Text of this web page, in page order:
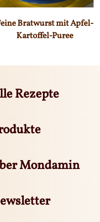
Bratwurst mit Apfel-
Kartoffel-Puree
Rezepte
Mondamin